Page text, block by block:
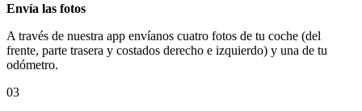
Envía las fotos
A través de nuestra app envíanos cuatro fotos de tu coche (del
frente, parte trasera y costados derecho e izquierdo) y una de tu
odómetro.
03